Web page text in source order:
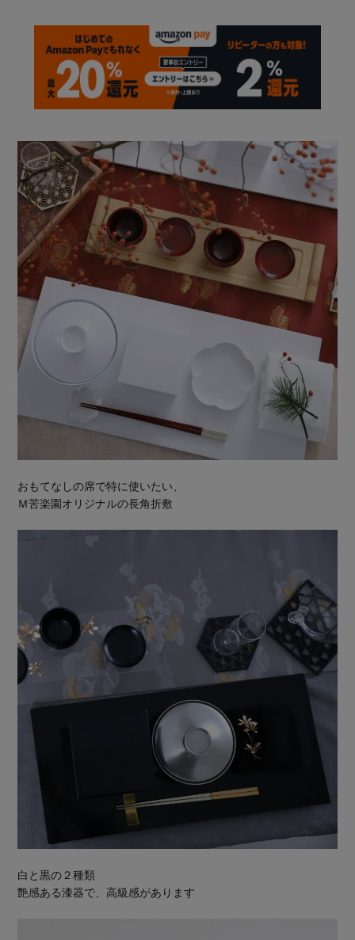
おもてなしの席で特に使いたい、
Ｍ苦楽園オリジナルの長角折敷
白と黒の２種類
艶感ある漆器で、高級感があります